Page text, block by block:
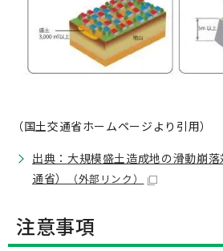
（国土交通省ホームページより引用）
出典：大規模盛土造成地の滑動崩
通省）
（外部リンク）
注意事項